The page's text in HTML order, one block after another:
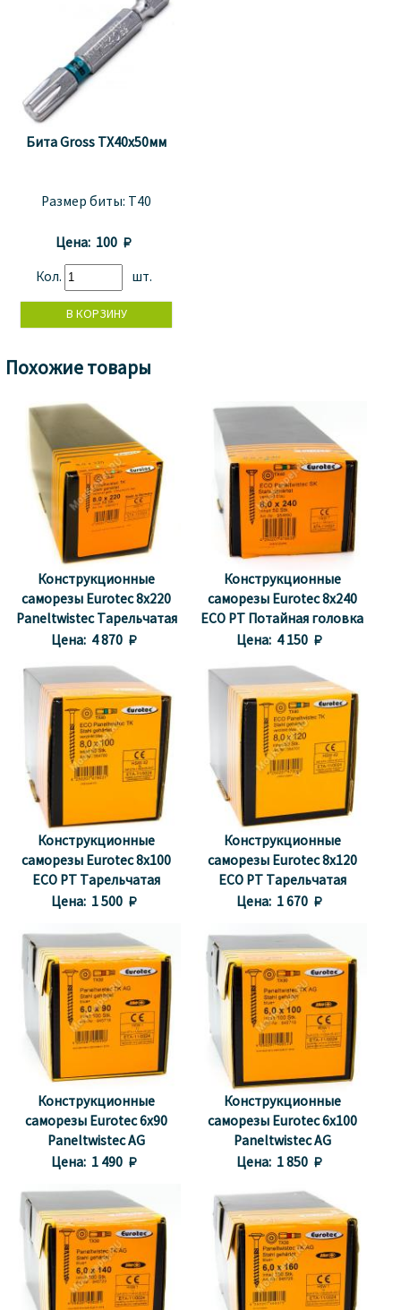
Бита Gross TX40x50мм
Размер биты: T40
Цена: 100 
Кол. шт.
Похожие товары
Конструкционные
саморезы Eurotec 8x220
Paneltwistec Тарельчатая
головка, сталь с желтой
Цена: 4 870 
Конструкционные
саморезы Eurotec 8x240
ECO PT Потайная головка
Цена: 4 150 
Конструкционные
саморезы Eurotec 8x100
ECO PT Тарельчатая
головка
Цена: 1 500 
Конструкционные
саморезы Eurotec 8x120
ECO PT Тарельчатая
головка
Цена: 1 670 
Конструкционные
саморезы Eurotec 6x90
Paneltwistec AG
Тарельчатая головка
Цена: 1 490 
Конструкционные
саморезы Eurotec 6x100
Paneltwistec AG
Тарельчатая головка
Цена: 1 850 